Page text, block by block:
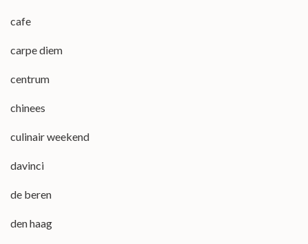
cafe
carpe diem
centrum
chinees
culinair weekend
davinci
de beren
den haag